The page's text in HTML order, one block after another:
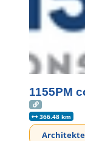
1155PM
366.48 km